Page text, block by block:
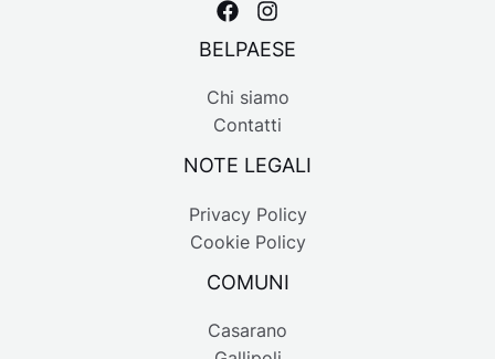
BELPAESE
Chi siamo
Contatti
NOTE LEGALI
Privacy Policy
Cookie Policy
COMUNI
Casarano